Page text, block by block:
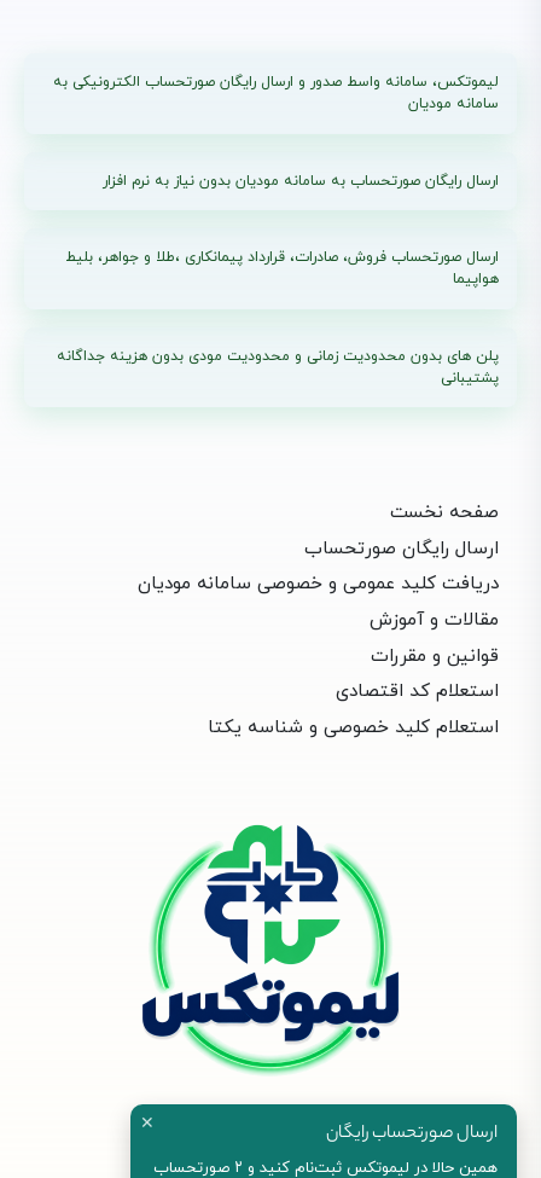
لیموتکس، سامانه واسط صدور و ارسال رایگان صورتحساب الکترونیکی به
سامانه مودیان
ارسال رایگان صورتحساب به سامانه مودیان بدون نیاز به نرم افزار
ارسال صورتحساب فروش، صادرات، قرارداد پیمانکاری ،طلا و جواهر، بلیط
هواپیما
پلن های بدون محدودیت زمانی و محدودیت مودی بدون هزینه جداگانه
پشتیبانی
صفحه نخست
ارسال رایگان صورتحساب
دریافت کلید عمومی و خصوصی سامانه مودیان
مقالات و آموزش
قوانین و مقررات
استعلام کد اقتصادی
استعلام کلید خصوصی و شناسه یکتا
✕ ارسال صورتحساب رایگان
همین حالا در لیموتکس ثبت‌نام کنید و ۲ صورتحساب